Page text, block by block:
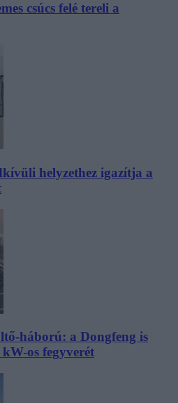
csúcs felé tereli a
helyzethez igazítja a
háború: a Dongfeng is
os fegyverét